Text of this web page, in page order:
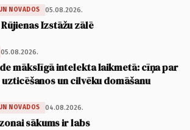
NOVADOS 05.08.2026.
Izstāžu zālē
05.08.2026.
mākslīgā intelekta laikmetā: cīņa par
un cilvēku domāšanu
NOVADOS 04.08.2026.
sākums ir labs